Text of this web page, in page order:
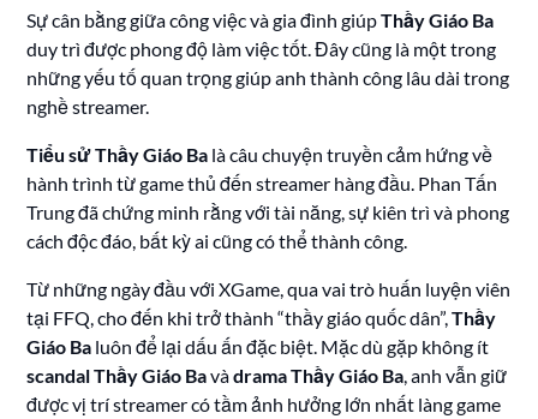
Sự cân bằng giữa công việc và gia đình giúpThầy Giáo Ba
duy trì được phong độ làm việc tốt. Đây cũng là một trong
những yếu tố quan trọng giúp anh thành công lâu dài trong
nghề streamer.
Tiểu sử Thầy Giáo Ba là câu chuyện truyền cảm hứng về
hành trình từ game thủ đến streamer hàng đầu. Phan Tấn
Trung đã chứng minh rằng với tài năng, sự kiên trì và phong
cách độc đáo, bất kỳ ai cũng có thể thành công.
Từ những ngày đầu với XGame, qua vai trò huấn luyện viên
tại FFQ, cho đến khi trở thành “thầy giáo quốc dân”,Thầy
Giáo Ba luôn để lại dấu ấn đặc biệt. Mặc dù gặp không ít
scandal Thầy Giáo Bavàdrama Thầy Giáo Ba , anh vẫn giữ
được vị trí streamer có tầm ảnh hưởng lớn nhất làng game